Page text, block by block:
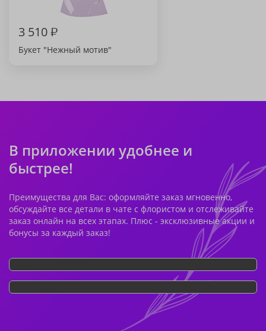
3 510₽
Букет "Нежный мотив"
В приложении удобнее и
быстрее!
Преимущества для Вас: оформляйте заказ мгновенно,
обсуждайте все детали в чате с флористом и отслеживайте
заказ онлайн на всех этапах. Плюс - эксклюзивные акции и
бонусы за каждый заказ!